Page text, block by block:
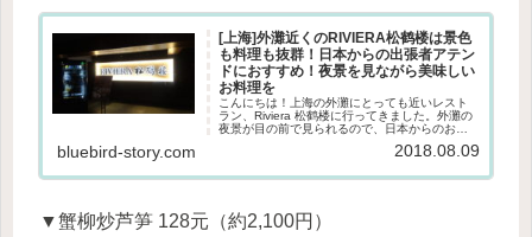
[上海]外灘近くのRIVIERA松鹤楼は景色
も料理も抜群！日本からの出張者アテン
ドにおすすめ！夜景を見ながら美味しい
お料理を
こんにちは！上海の外灘にとっても近いレスト
ラン、Riviera 松鹤楼に行ってきました。外灘の
夜景が目の前で見られるので、日本からのお友
鹤楼池袋、南青山、逗子、三浦、下田、葉山に
bluebird-story.com 2018.08.09
▼蟹柳炒芦笋 128元（約2,100円）